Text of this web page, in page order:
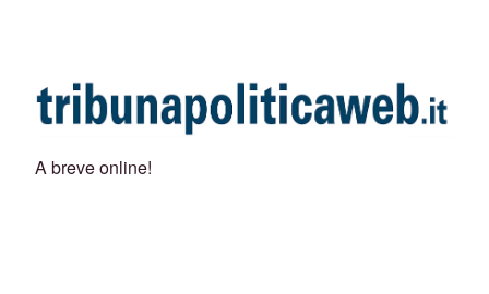
A breve online!